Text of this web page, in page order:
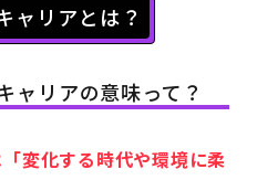
ャリアとは？
ャリアの意味って？
変化する時代や環境に柔